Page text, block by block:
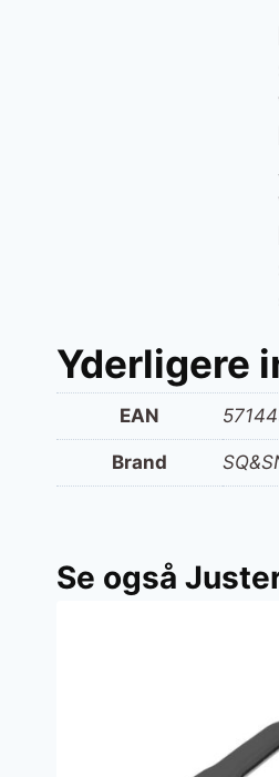
Yderligere
EAN
Brand
Se også